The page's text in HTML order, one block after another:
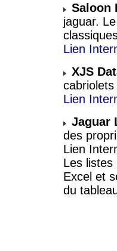
Saloon
jaguar.
Lien
XJS
cabriolets
Lien
Jaguar
des
Lien
Les
Excel et
du